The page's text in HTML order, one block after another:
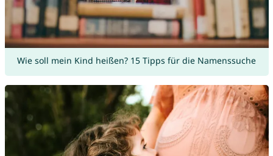
Wie soll mein Kind heißen? 15 Tipps für die Namenssuche